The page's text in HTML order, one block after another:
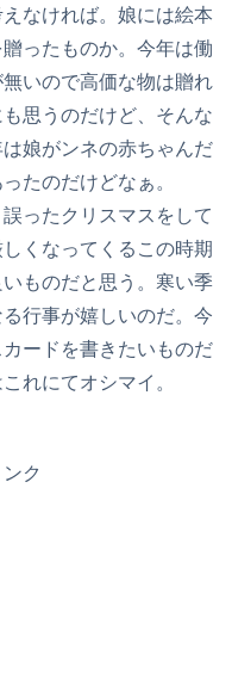
なければ。娘には絵本
ったものか。今年は働
いので高価な物は贈れ
思うのだけど、そんな
娘がンネの赤ちゃんだ
たのだけどなぁ。
ったクリスマスをして
くなってくるこの時期
ものだと思う。寒い季
行事が嬉しいのだ。今
ードを書きたいものだ
れにてオシマイ。
ク